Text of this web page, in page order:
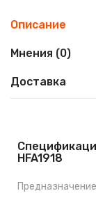
Описание
Мнения (0)
Доставка
HFA1918